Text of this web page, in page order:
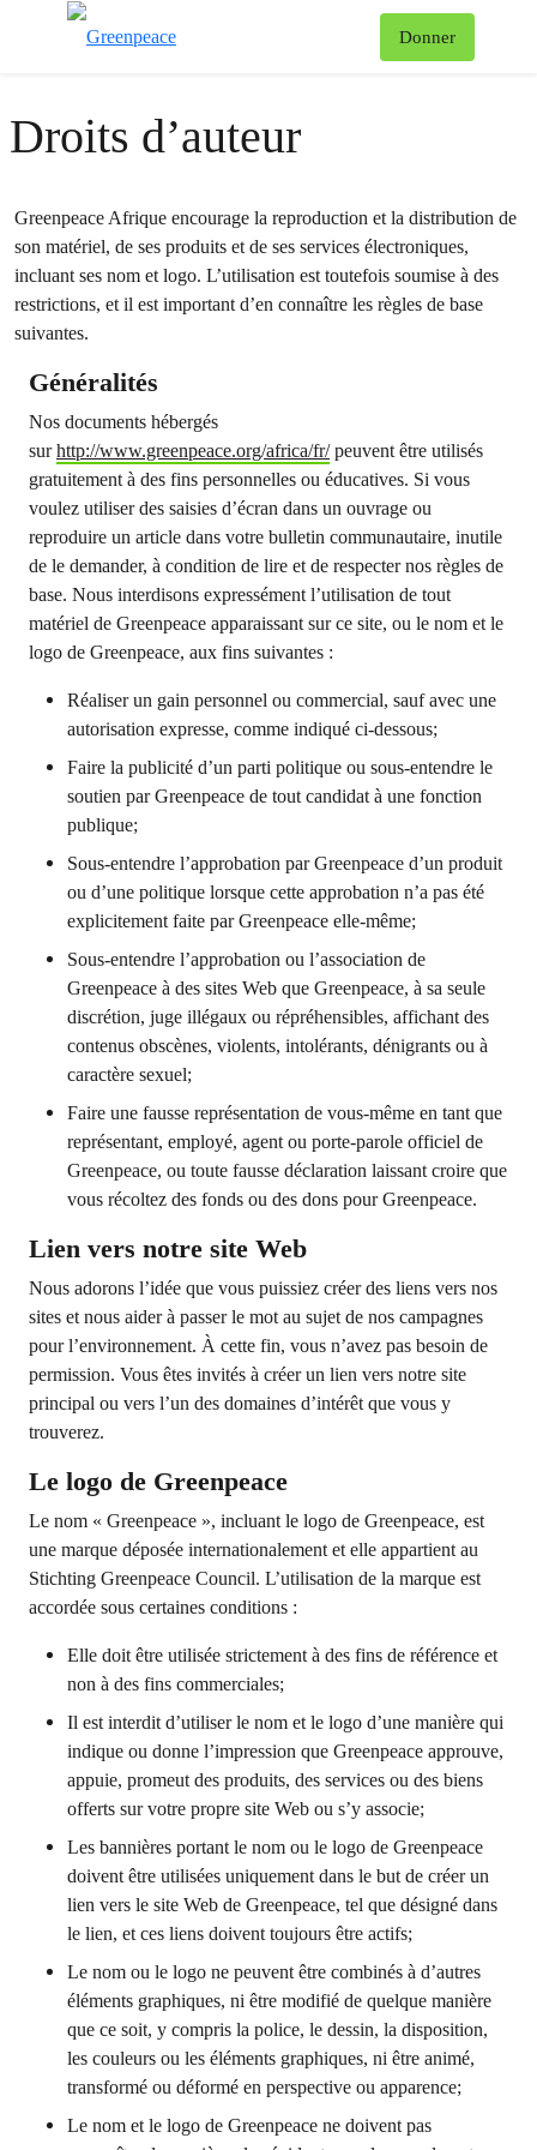
Donner
Droits d’auteur
Greenpeace Afrique encourage la reproduction et la distribution de
son matériel, de ses produits et de ses services électroniques,
incluant ses nom et logo. L’utilisation est toutefois soumise à des
restrictions, et il est important d’en connaître les règles de base
suivantes.
Généralités
Nos documents hébergés
surhttp://www.greenpeace.org/africa/fr/peuvent être utilisés
gratuitement à des fins personnelles ou éducatives. Si vous
voulez utiliser des saisies d’écran dans un ouvrage ou
reproduire un article dans votre bulletin communautaire, inutile
de le demander, à condition de lire et de respecter nos règles de
base. Nous interdisons expressément l’utilisation de tout
matériel de Greenpeace apparaissant sur ce site, ou le nom et le
logo de Greenpeace, aux fins suivantes :
Réaliser un gain personnel ou commercial, sauf avec une
autorisation expresse, comme indiqué ci-dessous;
Faire la publicité d’un parti politique ou sous-entendre le
soutien par Greenpeace de tout candidat à une fonction
publique;
Sous-entendre l’approbation par Greenpeace d’un produit
ou d’une politique lorsque cette approbation n’a pas été
explicitement faite par Greenpeace elle-même;
Sous-entendre l’approbation ou l’association de
Greenpeace à des sites Web que Greenpeace, à sa seule
discrétion, juge illégaux ou répréhensibles, affichant des
contenus obscènes, violents, intolérants, dénigrants ou à
caractère sexuel;
Faire une fausse représentation de vous-même en tant que
représentant, employé, agent ou porte-parole officiel de
Greenpeace, ou toute fausse déclaration laissant croire que
vous récoltez des fonds ou des dons pour Greenpeace.
Lien vers notre site Web
Nous adorons l’idée que vous puissiez créer des liens vers nos
sites et nous aider à passer le mot au sujet de nos campagnes
pour l’environnement. À cette fin, vous n’avez pas besoin de
permission. Vous êtes invités à créer un lien vers notre site
principal ou vers l’un des domaines d’intérêt que vous y
trouverez.
Le logo de Greenpeace
Le nom « Greenpeace », incluant le logo de Greenpeace, est
une marque déposée internationalement et elle appartient au
Stichting Greenpeace Council. L’utilisation de la marque est
accordée sous certaines conditions :
Elle doit être utilisée strictement à des fins de référence et
non à des fins commerciales;
Il est interdit d’utiliser le nom et le logo d’une manière qui
indique ou donne l’impression que Greenpeace approuve,
appuie, promeut des produits, des services ou des biens
offerts sur votre propre site Web ou s’y associe;
Les bannières portant le nom ou le logo de Greenpeace
doivent être utilisées uniquement dans le but de créer un
lien vers le site Web de Greenpeace, tel que désigné dans
le lien, et ces liens doivent toujours être actifs;
Le nom ou le logo ne peuvent être combinés à d’autres
éléments graphiques, ni être modifié de quelque manière
que ce soit, y compris la police, le dessin, la disposition,
les couleurs ou les éléments graphiques, ni être animé,
transformé ou déformé en perspective ou apparence;
Le nom et le logo de Greenpeace ne doivent pas